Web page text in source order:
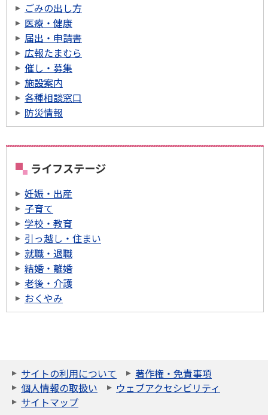
ごみの出し方
医療・健康
届出・申請書
広報たまむら
催し・募集
施設案内
各種相談窓口
防災情報
ライフステージ
妊娠・出産
子育て
学校・教育
引っ越し・住まい
就職・退職
結婚・離婚
老後・介護
おくやみ
サイトの利用について
著作権・免責事項
個人情報の取扱い
ウェブアクセシビリティ
サイトマップ